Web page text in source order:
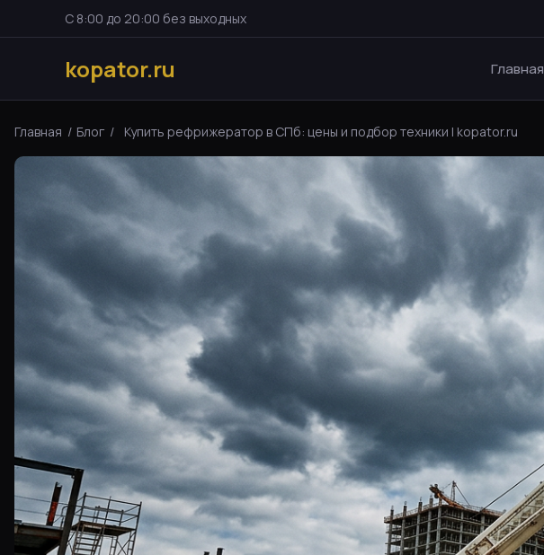
С 8:00 до 20:00 без выходных
kopator.ru Главная
Главная / Блог / Купить рефрижератор в СПб: цены и подбор техники | kopator.ru